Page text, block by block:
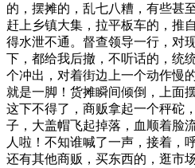
的，摆摊的，乱七八糟，有些甚
赶上乡镇大集，拉平板车的，推
得水泄不通。督查领导一行，对
下，都给我后撤，不听话的，统
个冲出，对着街边上一个动作慢
就是一脚！货摊瞬间倾倒，上面
这下不得了，商贩拿起一个秤砣
子，大盖帽飞起掉落，血顺着脸
人啦！不知谁喊了一声，接着，
还有其他商贩，买东西的，逛市